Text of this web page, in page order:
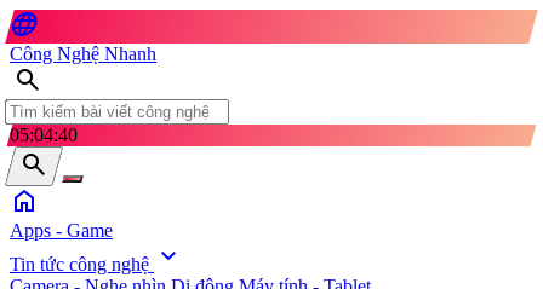
language
Công Nghệ Nhanh
search
05:04:42
search
home
Apps - Game
Tin tức công nghệ expand_more